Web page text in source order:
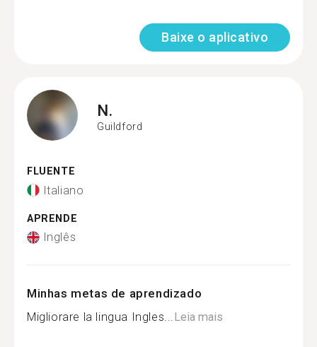
Baixe o aplicativo
N.
Guildford
FLUENTE
Italiano
APRENDE
Inglês
Minhas metas de aprendizado
Migliorare la lingua Ingles...Leia mais